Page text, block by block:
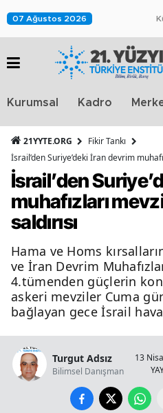
07 Ağustos 2026
Kurumsal Kadro
21YYTE.ORG
Fikir Tankı
İsrail’den Suriye’deki İran devrim
İsrail’den
muhafızları
saldırısı
Hama ve Homs
ve İran Devrim
4.tümenden güçlerin
askeri mevziler Cuma
bağlayan gece İsrail hava
Turgut Adsız
Bilimsel Danışman
13